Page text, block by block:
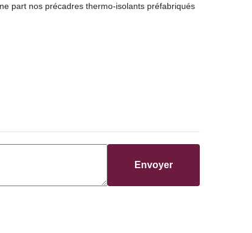
part nos précadres thermo-isolants préfabriqués
Envoyer